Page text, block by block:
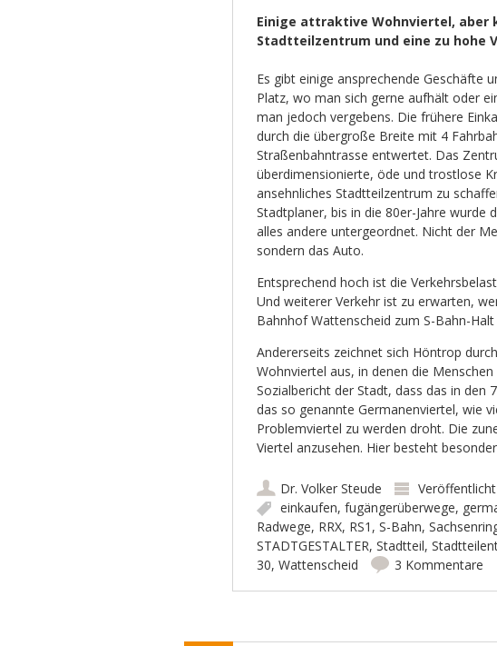
Einige attraktive Wohnviertel, aber
Stadtteilzentrum und eine zu hohe
Es gibt einige ansprechende Geschäfte
Platz, wo man sich gerne aufhält oder
man jedoch vergebens. Die frühere
durch die übergroße Breite mit 4
Straßenbahntrasse entwertet. Das
überdimensionierte, öde und trostlose
ansehnliches Stadtteilzentrum zu
Stadtplaner, bis in die 80er-Jahre
alles andere untergeordnet. Nicht der
sondern das Auto.
Entsprechend hoch ist die
Und weiterer Verkehr ist zu erwarten,
Bahnhof Wattenscheid zum S-Bahn-
Andererseits zeichnet sich Höntrop
Wohnviertel aus, in denen die
Sozialbericht der Stadt, dass das in den
das so genannte Germanenviertel, wie
Problemviertel zu werden droht. Die
Viertel anzusehen. Hier besteht
Dr. Volker Steude
einkaufen, fugängerüberwege,
Radwege, RRX, RS1 , S-Bahn,
STADTGESTALTER, Stadtteil,
30, Wattenscheid 3 Kommentare